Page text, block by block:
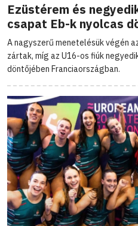
Ezüstérem és
csapat Eb-k nyolcas
A nagyszerű menetelésük végén
zártak, míg az U16-os fiúk
döntőjében Franciaországban.